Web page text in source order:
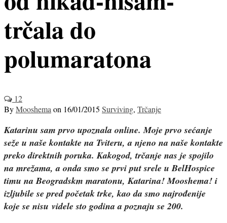
trčala do
polumaratona
12
ByMooshema on 16/01/2015 Surviving, Trčanje
Katarinu sam prvo upoznala online. Moje prvo sećanje
seže u naše kontakte na Tviteru, a njeno na naše kontakte
preko direktnih poruka. Kakogod, trčanje nas je spojilo
na mrežama, a onda smo se prvi put srele u BelHospice
timu na Beogradskm maratonu, Katarina! Mooshema! i
izljubile se pred početak trke, kao da smo najrođenije
koje se nisu videle sto godina a poznaju se 200.